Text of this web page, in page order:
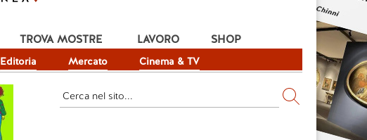
Editoria Mercato Cinema & TV
TROVA MOSTRE LAVORO SHOP